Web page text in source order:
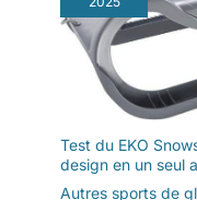
soutiennent le coup de
lisse ; le profil est
et autonettoyant ; mélange
matériaux 2K-Desmopan
une meilleure
ski
Test du EKO
design en un seul
Autres sports de